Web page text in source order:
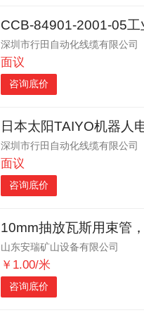
深圳市行田自动化线缆有限公司
面议
咨询底价
日本太阳TAIYO机器人
深圳市行田自动化线缆有限公司
面议
咨询底价
山东安瑞矿山设备有限公司
￥1.00/米
咨询底价